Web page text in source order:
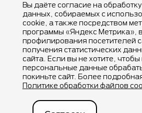
©Компания Nestlé, все права защищены, 2025.
®Владелец товарных знаков: Société des Produits
Карта сайта
Политика по обработке
Реестр контрагентов
Вы даёте согласие на
данных, собираемых с
cookie, а также посредством
программы «Яндекс Метрика»,
профилирования посетителей
получения статистических
сайта. Если вы не хотите,
персональные данные
покиньте сайт. Более
Политике обработки файлов